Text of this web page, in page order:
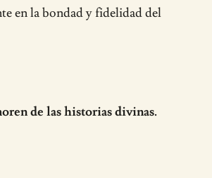
en la bondad y fidelidad del
de las historias divinas.